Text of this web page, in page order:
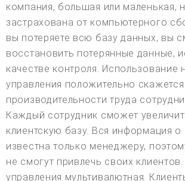
компания, большая или маленькая,
застрахована от компьютерного
вы потеряете всю базу данных, вы
восстановить потерянные данные,
качестве контроля. Использование
управления положительно
производительности труда
Каждый сотрудник сможет
клиентскую базу. Вся информация о
известна только менеджеру,
не смогут привлечь своих
управления мультивалютная.